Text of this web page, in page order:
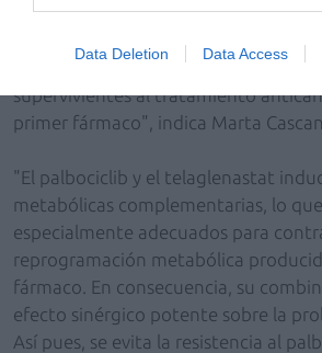
Data Deletion Data Access
Los resultados revelan que el
con palbociclib y telaglenastat "evita
reprogramación metabólica de las
supervivientes al tratamiento
primer fármaco", indica Marta
"El palbociclib y el telaglenastat
metabólicas complementarias, lo
especialmente adecuados para
reprogramación metabólica
fármaco. En consecuencia, su
efecto sinérgico potente sobre la
Así pues, se evita la resistencia al